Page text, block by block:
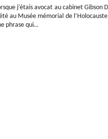
j’étais avocat au cabinet
au Musée mémorial de
phrase qui…